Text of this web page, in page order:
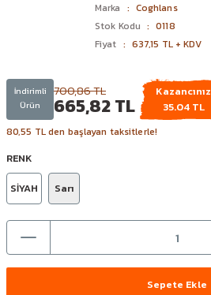
Marka
Coghlans
Stok Kodu
0118
Fiyat
637,15 TL + KDV
İndirimli
Ürün
700,86 TL
665,82 TL
Kazancınız
35.04 TL
80,55 TL den başlayan taksitlerle!
RENK
SİYAH
Sarı
Sepete Ekle